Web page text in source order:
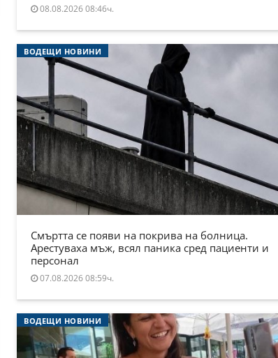
08.08.2026 08:46ч.
ВОДЕЩИ НОВИНИ
Смъртта се появи на покрива на болница.
Арестуваха мъж, всял паника сред пациенти и
персонал
07.08.2026 08:59ч.
ВОДЕЩИ НОВИНИ